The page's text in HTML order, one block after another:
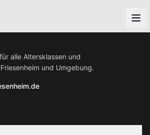
alle Altersklassen und
und Umgebung.